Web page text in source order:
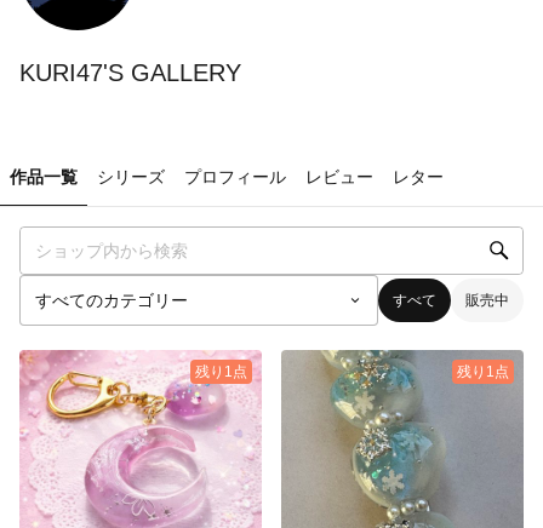
KURI47'S GALLERY
作品一覧 シリーズ プロフィール レビュー レター
すべて 販売中
残り1点 残り1点